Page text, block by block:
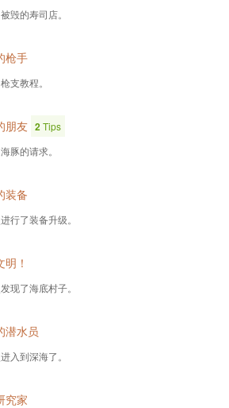
毁的寿司店。
枪手
支教程。
朋友 2Tips
豚的请求。
装备
行了装备升级。
！
现了海底村子。
潜水员
入到深海了。
究家